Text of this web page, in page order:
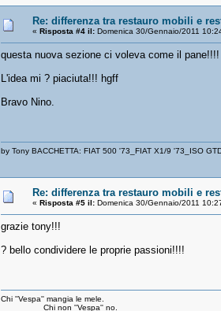
Re: differenza tra restauro mobili e
« Risposta #4 il: Domenica 30/Gennaio/2011
questa nuova sezione ci voleva come il pane!!!!
L'idea mi ? piaciuta!!! hgff
Bravo Nino.
by Tony BACCHETTA: FIAT 500 '73_FIAT X1/9 '73_ISO
Re: differenza tra restauro mobili e
« Risposta #5 il: Domenica 30/Gennaio/2011
grazie tony!!!
? bello condividere le proprie passioni!!!!
Chi ''Vespa'' mangia le mele.
Chi non ''Vespa'' no.